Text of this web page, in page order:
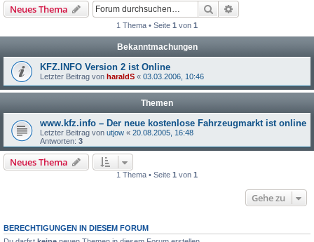
Neues Thema Suche
1 Thema • Seite 1 von 1
Bekanntmachungen
KFZ.INFO Version 2 ist Online
Letzter Beitrag von haraldS « 03.03.2006, 10:46
Themen
www.kfz.info – Der neue kostenlose Fahrzeugmarkt ist online
Letzter Beitrag von utjow « 20.08.2005, 16:48
Antworten: 3
Neues Thema
1 Thema • Seite 1 von 1
Gehe zu
BERECHTIGUNGEN IN DIESEM FORUM